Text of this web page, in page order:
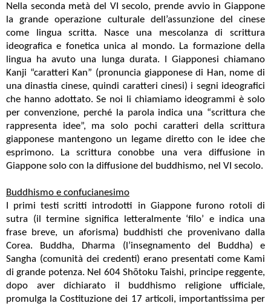
Nella seconda metà del VI secolo, prende avvio in Giappone
la grande operazione culturale dell’assunzione del cinese
come lingua scritta. Nasce una mescolanza di scrittura
ideografica e fonetica unica al mondo. La formazione della
lingua ha avuto una lunga durata. I Giapponesi chiamano
Kanji “caratteri Kan” (pronuncia giapponese di Han, nome di
una dinastia cinese, quindi caratteri cinesi) i segni ideografici
che hanno adottato. Se noi li chiamiamo ideogrammi è solo
per convenzione, perché la parola indica una “scrittura che
rappresenta idee”, ma solo pochi caratteri della scrittura
giapponese mantengono un legame diretto con le idee che
esprimono. La scrittura conobbe una vera diffusione in
Giappone solo con la diffusione del buddhismo, nel VI secolo.
Buddhismo e confucianesimo
I primi testi scritti introdotti in Giappone furono rotoli di
sutra (il termine significa letteralmente ‘filo’ e indica una
frase breve, un aforisma) buddhisti che provenivano dalla
Corea. Buddha, Dharma (l’insegnamento del Buddha) e
Sangha (comunità dei credenti) erano presentati come Kami
di grande potenza. Nel 604 Shōtoku Taishi, principe reggente,
dopo aver dichiarato il buddhismo religione ufficiale,
promulga la Costituzione dei 17 articoli, importantissima per